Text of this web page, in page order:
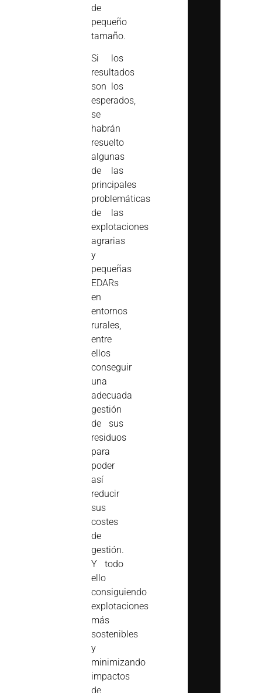
de
pequeño
tamaño.
Si los
resultados
son los
esperados,
se
habrán
resuelto
algunas
de las
principales
problemáticas
de las
explotaciones
agrarias
y
pequeñas
EDARs
en
entornos
rurales,
entre
ellos
conseguir
una
adecuada
gestión
de sus
residuos
para
poder
así
reducir
sus
costes
de
gestión.
Y todo
ello
consiguiendo
explotaciones
más
sostenibles
y
minimizando
impactos
de